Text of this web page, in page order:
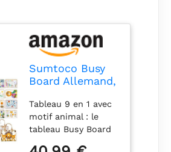
Sumtoco Busy
Board Allemand,
partir de 3 ans,
jouet
Montessori,
jouet Montessori
Tableau 9 en 1 avec
motif animal : le
tableau Busy Board